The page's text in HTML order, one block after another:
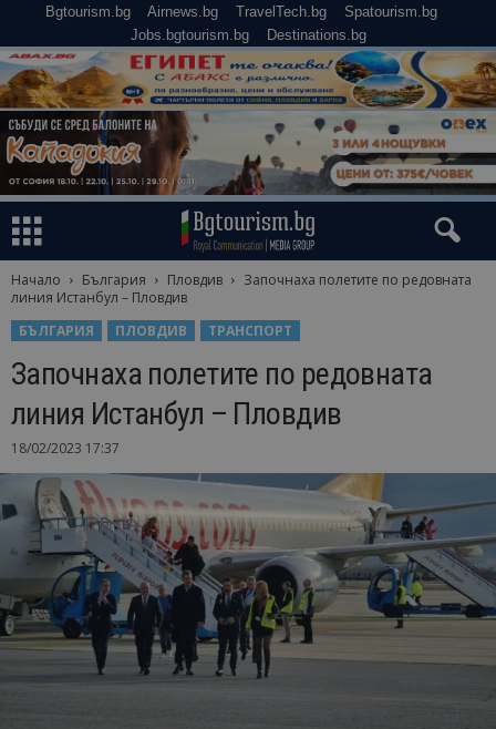
Bgtourism.bg Airnews.bg TravelTech.bg
Spatourism.bg
Jobs.bgtourism.bg
Destinations.bg
Начало България Пловдив
Започнаха полетите по редовната
линия Истанбул – Пловдив
БЪЛГАРИЯ
ПЛОВДИВ ТРАНСПОРТ
Започнаха полетите по редовната
линия Истанбул – Пловдив
18/02/2023 17:37